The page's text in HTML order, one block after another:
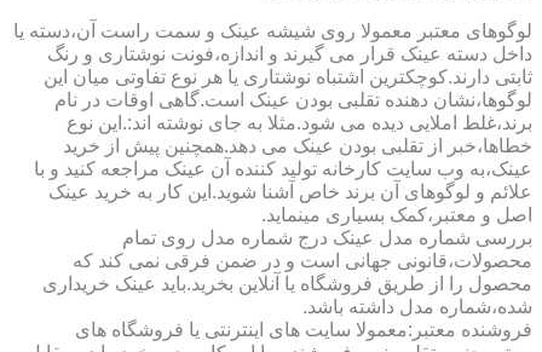
لوگوهای معتبر معمولا روی شیشه عینک و سمت راست آن،دسته یا
داخل دسته عینک قرار می گیرند و اندازه،فونت نوشتاری و رنگ
ثابتی دارند.کوچکترین اشتباه نوشتاری یا هر نوع تفاوتی میان این
لوگوها،نشان دهنده تقلبی بودن عینک است.گاهی اوقات در نام
برند،غلط املایی دیده می شود.مثلا به جای نوشته اند:.این نوع
خطاها،خبر از تقلبی بودن عینک می دهد.همچنین پیش از خرید
عینک،به وب سایت کارخانه تولید کننده آن عینک مراجعه کنید و با
علائم و لوگوهای آن برند خاص آشنا شوید.این کار به خرید عینک
اصل و معتبر،کمک بسیاری مینماید.
بررسی شماره مدل عینک درج شماره مدل روی تمام
محصولات،قانونی جهانی است و در ضمن فرقی نمی کند که
محصول را از طریق فروشگاه یا آنلاین بخرید.باید عینک خریداری
شده،شماره مدل داشته باشد.
فروشنده معتبر:معمولا سایت های اینترنتی یا فروشگاه های